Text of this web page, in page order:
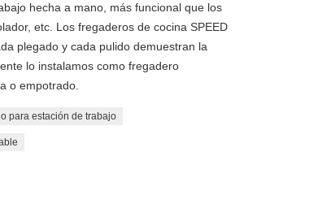
hecha a mano, más funcional que los
etc. Los fregaderos de cocina SPEED
plegado y cada pulido demuestran la
lo instalamos como fregadero
o empotrado.
para estación de trabajo